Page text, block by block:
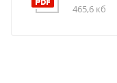
465,6 кб